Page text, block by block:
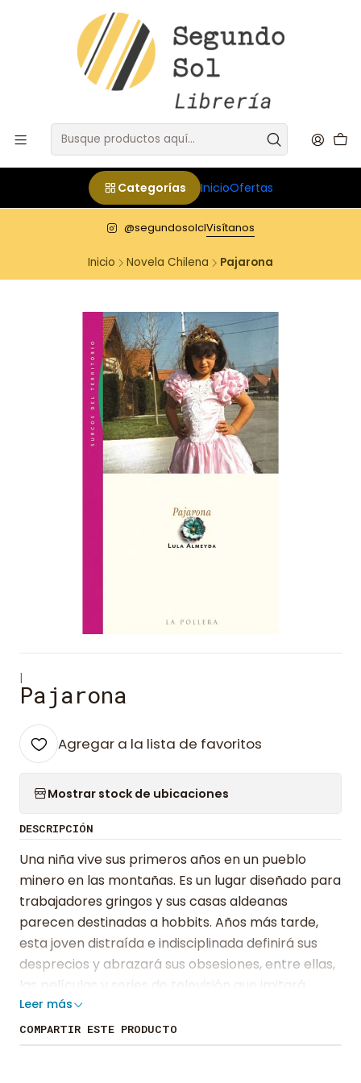
Categorías InicioOfertas
@segundosolclVisítanos
Inicio Novela Chilena Pajarona
|
Pajarona
Agregar a la lista de favoritos
Mostrar stock de ubicaciones
DESCRIPCIÓN
Una niña vive sus primeros años en un pueblo
minero en las montañas. Es un lugar diseñado para
trabajadores gringos y sus casas aldeanas
parecen destinadas a hobbits. Años más tarde,
esta joven distraída e indisciplinada definirá sus
desprecios y abrazará sus obsesiones, entre ellas,
las películas y series de televisión que imitará
grabándolas junto a sus compañeras de colegio.
Lula Almeyda narra con soltura y perspicacia una
infancia marcada por los desbarajustes familiares,
Leer más
COMPARTIR ESTE PRODUCTO